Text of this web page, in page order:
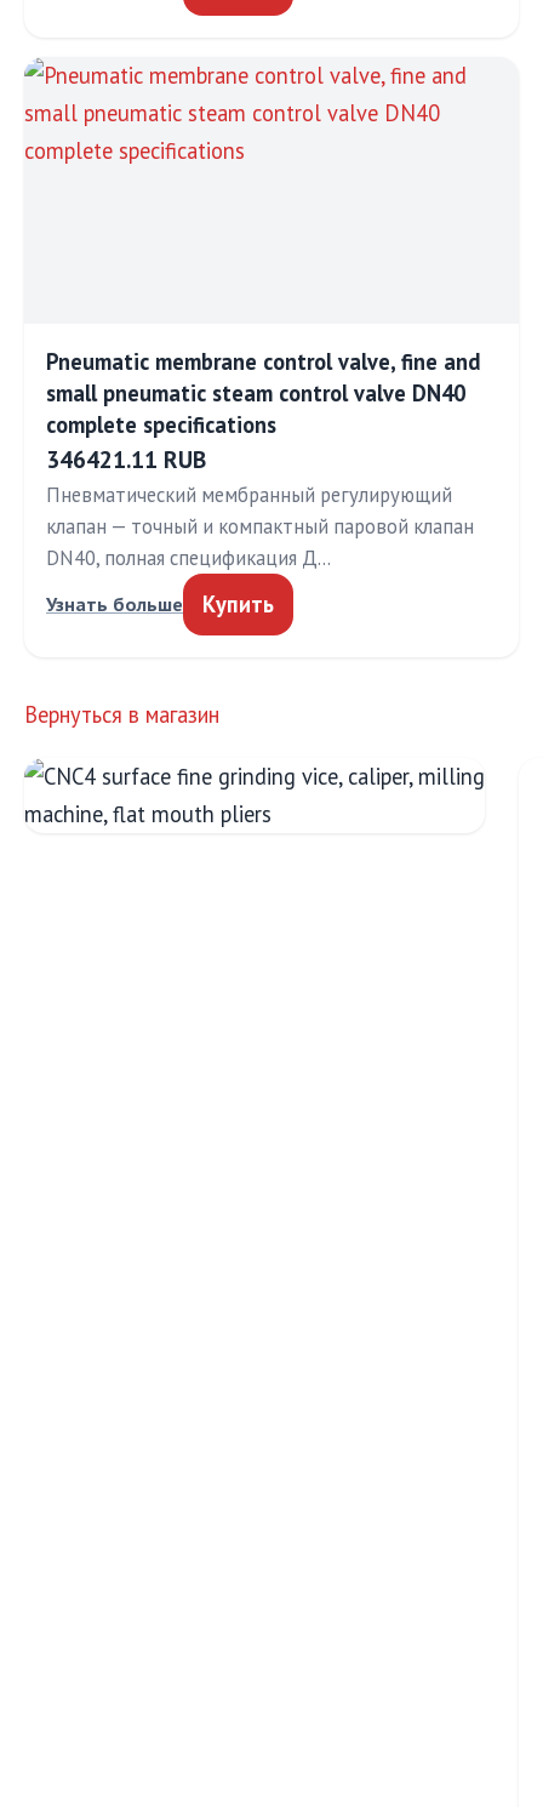
Pneumatic membrane control valve, fine and
small pneumatic steam control valve DN40
complete specifications
346421.11 RUB
Пневматический мембранный регулирующий
клапан — точный и компактный паровой клапан
DN40, полная спецификация Д…
Узнать больше Купить
Вернуться в магазин